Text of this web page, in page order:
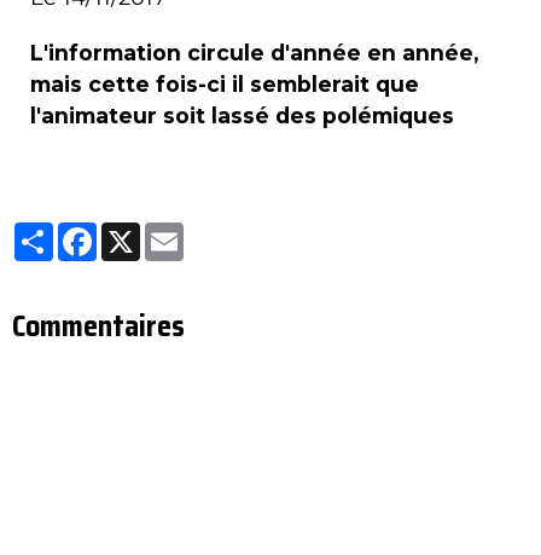
L'information circule d'année en année,
mais cette fois-ci il semblerait que
l'animateur soit lassé des polémiques
Partager
Facebook
X
Commentaires